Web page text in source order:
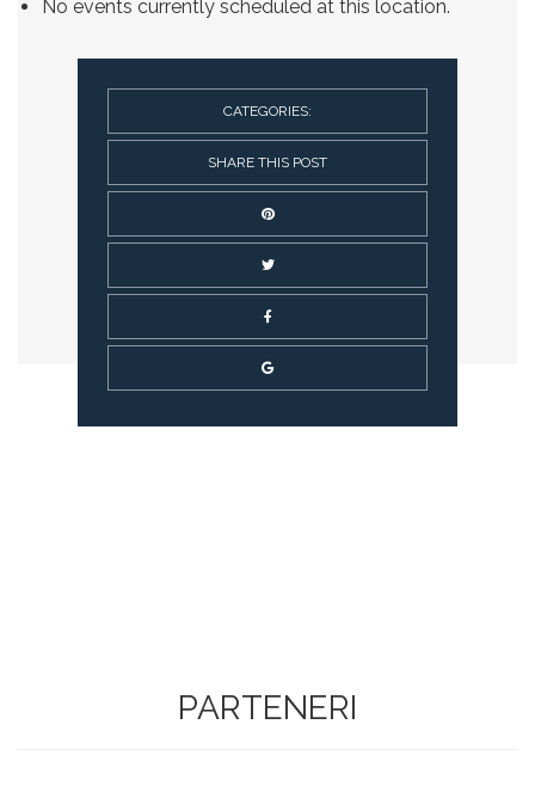
No events currently scheduled at this location.
CATEGORIES:
SHARE THIS POST
PARTENERI